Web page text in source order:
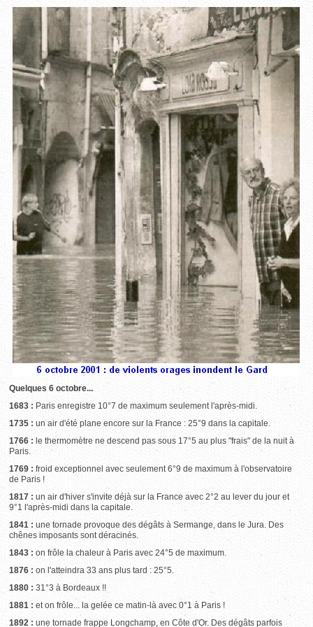
Quelques 6 octobre...
1683 : Paris enregistre 10°7 de maximum seulement l'après-midi.
1735 : un air d'été plane encore sur la France : 25°9 dans la capitale.
1766 : le thermomètre ne descend pas sous 17°5 au plus "frais" de la nuit à
Paris.
1769 : froid exceptionnel avec seulement 6°9 de maximum à l'observatoire
de Paris !
1817 : un air d'hiver s'invite déjà sur la France avec 2°2 au lever du jour et
9°1 l'après-midi dans la capitale.
1841 : une tornade provoque des dégâts à Sermange, dans le Jura. Des
chênes imposants sont déracinés.
1843 : on frôle la chaleur à Paris avec 24°5 de maximum.
1876 : on l'atteindra 33 ans plus tard : 25°5.
1880 : 31°3 à Bordeaux !!
1881 : et on frôle... la gelée ce matin-là avec 0°1 à Paris !
1892 : une tornade frappe Longchamp, en Côte d'Or. Des dégâts parfois